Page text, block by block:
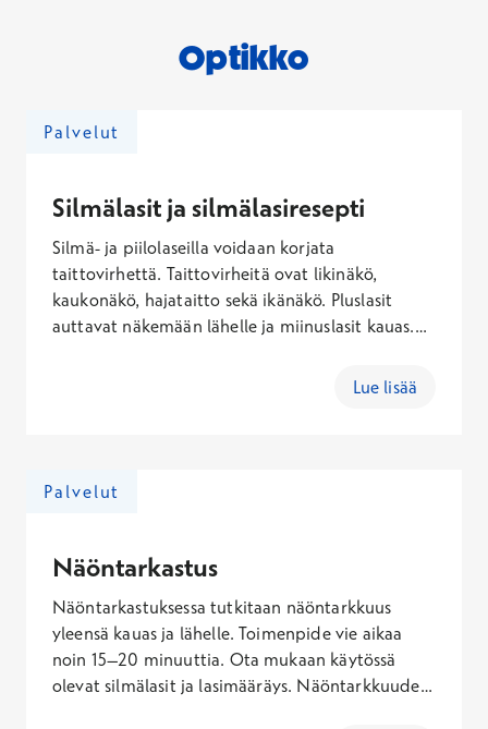
Optikko
Palvelut
Silmälasit ja silmälasiresepti
Silmä- ja piilolaseilla voidaan korjata
taittovirhettä. Taittovirheitä ovat likinäkö,
kaukonäkö, hajataitto sekä ikänäkö. Pluslasit
auttavat näkemään lähelle ja miinuslasit kauas.
sekä lähelle että kauas. Silmälaseja käytetään
varten. Se sisältää erikseen oikean ja vasemman
silmälääkärin vastaanotolla tehdään täydellinen
Lue lisää
Palvelut
Näöntarkastus
Näöntarkastuksessa tutkitaan näöntarkkuus
yleensä kauas ja lähelle. Toimenpide vie aikaa
noin 15–20 minuuttia. Ota mukaan käytössä
olevat silmälasit ja lasimääräys. Näöntarkkuuden